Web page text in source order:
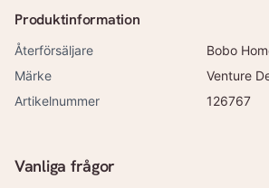
Produktinformation
Återförsäljare
Bobo
Märke
Venture
Artikelnummer
126767
Vanliga frågor